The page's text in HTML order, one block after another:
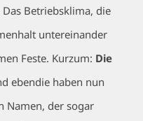
Betriebsklima, die
untereinander
Feste. Kurzum: Die
ebendie haben nun
Namen, der sogar